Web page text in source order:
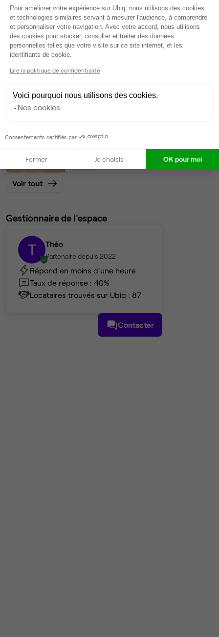
36 855 €
Dispo
Bureau privé• 2ème étage
65
postes • 300 m²
Dispo
50postes • 200 m²
Dispo
Voir tout
Gestionnaire de l'espace
T Théo
Partenaire depuis 2022
Répond en moins d'une heure
Taux de réponse : 40%
Locataires trouvés sur Ubiq : 87
Contacter
Plateforme de Gestion du
Pour améliorer votre expérience sur Ubiq, nous utilisons des cookies
et technologies similaires servant à mesurer l'audience, à comprendre
et personnaliser votre navigation. Avec votre accord, nous utilisons
des cookies pour stocker, consulter et traiter des données
personnelles telles que votre visite sur ce site internet, et les
identifiants de cookie.
Lire la politique de confidentialité
Voici pourquoi nous utilisons des cookies.
Nos cookies
Consentements certifiés par
Fermer Je choisis OK pour moi